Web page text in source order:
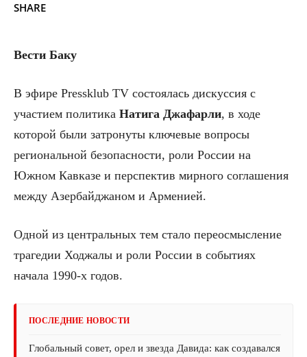
SHARE
Вести Баку
В эфире Pressklub TV состоялась дискуссия с
участием политика Натига Джафарли, в ходе
которой были затронуты ключевые вопросы
региональной безопасности, роли России на
Южном Кавказе и перспектив мирного соглашения
между Азербайджаном и Арменией.
Одной из центральных тем стало переосмысление
трагедии Ходжалы и роли России в событиях
начала 1990-х годов.
ПОСЛЕДНИЕ НОВОСТИ
Глобальный совет, орел и звезда Давида: как создавался